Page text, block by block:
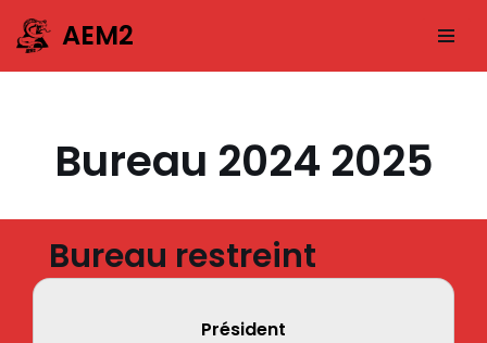
Aller
AEM2
Bureau 2024 2025
Bureau restreint
Président